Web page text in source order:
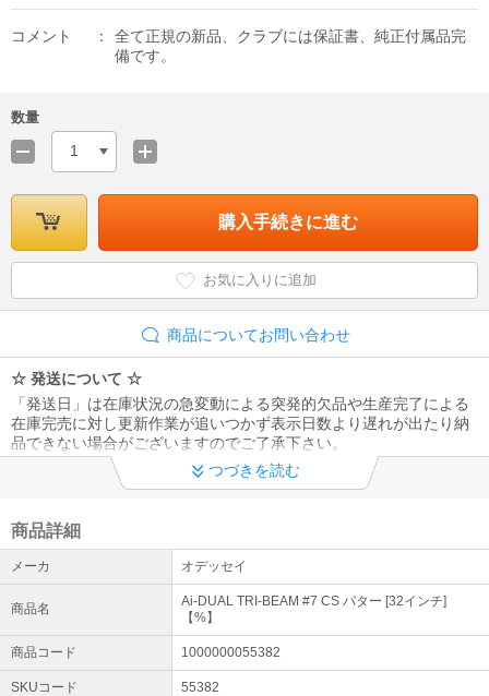
コメント
全て正規の新品、クラブには保証書、純正付属品完
備です。
数量
1
購入手続きに進む
お気に入りに追加
商品についてお問い合わせ
☆ 発送について ☆
「発送日」は在庫状況の急変動による突発的欠品や生産完了による
在庫完売に対し更新作業が追いつかず表示日数より遅れが出たり納
品できない場合がございますのでご了承下さい。
☆ 受注生産について ☆
する場合もございます。また、一旦メーカーへ受注生産依頼をかけ
ますと納品前でもスペック変更、キャンセルができませんのでご了
承下さい。
★ 画像表示について ★
画像は代表につき、番手、ロフト、左右、カラーがタイトル品番と
違う場合もございます。 画像が違う場合や未掲載でもご指定スペッ
クで手配させていただきますのでご安心ください。
つづきを読む
商品詳細
メーカ オデッセイ
商品名
Ai-DUAL TRI-BEAM #7 CS パター [32インチ]
【%】
商品コード 1000000055382
SKUコード 55382